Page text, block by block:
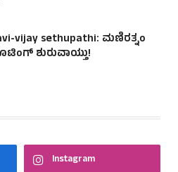
vijay sethupathi: ಮಣಿರತ್ನಂ
ಶುರುವಾಯ್ತು!
Instagram